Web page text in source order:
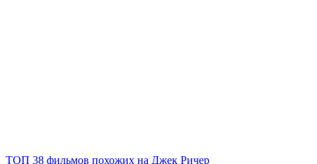
ТОП 38 фильмов похожих на Джек Ричер